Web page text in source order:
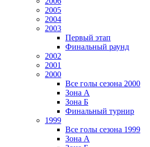
2005
2004
2003
Первый этап
Финальный раунд
2002
2001
2000
Все голы сезона 2000
Зона А
Зона Б
Финальный турнир
1999
Все голы сезона 1999
Зона А